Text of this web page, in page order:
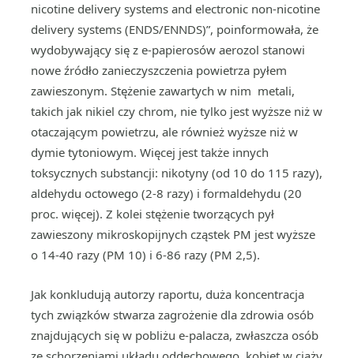
nicotine delivery systems and electronic non-nicotine
delivery systems (ENDS/ENNDS)”, poinformowała, że
wydobywający się z e-papierosów aerozol stanowi
nowe źródło zanieczyszczenia powietrza pyłem
zawieszonym. Stężenie zawartych w nim metali,
takich jak nikiel czy chrom, nie tylko jest wyższe niż w
otaczającym powietrzu, ale również wyższe niż w
dymie tytoniowym. Więcej jest także innych
toksycznych substancji: nikotyny (od 10 do 115 razy),
aldehydu octowego (2-8 razy) i formaldehydu (20
proc. więcej). Z kolei stężenie tworzących pył
zawieszony mikroskopijnych cząstek PM jest wyższe
o 14-40 razy (PM 10) i 6-86 razy (PM 2,5).
Jak konkludują autorzy raportu, duża koncentracja
tych związków stwarza zagrożenie dla zdrowia osób
znajdujących się w pobliżu e-palacza, zwłaszcza osób